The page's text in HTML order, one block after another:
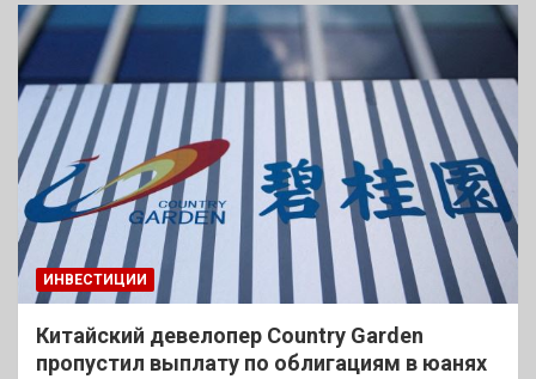
ИНВЕСТИЦИИ
Китайский девелопер Country Garden
пропустил выплату по облигациям в юанях